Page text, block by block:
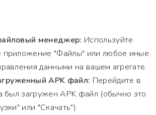
менеджер: Используйте
приложение "Файлы" или любое иные
данными на вашем агрегате.
APK файл: Перейдите в
был загружен APK файл (обычно это
или "Скачать").